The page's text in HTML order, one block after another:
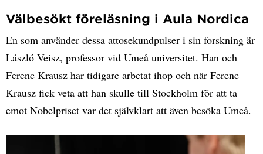
Välbesökt föreläsning i Aula Nordica
En som använder dessa attosekundpulser i sin forskning är
László Veisz, professor vid Umeå universitet. Han och
Ferenc Krausz har tidigare arbetat ihop och när Ferenc
Krausz fick veta att han skulle till Stockholm för att ta
emot Nobelpriset var det självklart att även besöka Umeå.